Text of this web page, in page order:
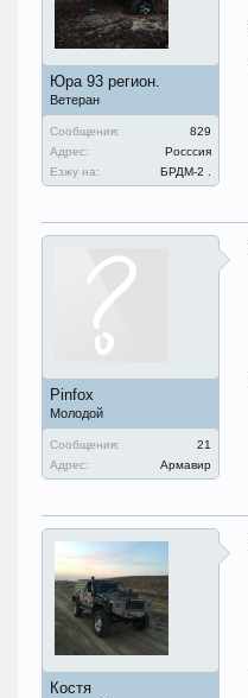
Юра 93 регион.
Ветеран
Сообщения:
829
Адрес:
Росссия
Езжу на:
БРДМ-2 .
Pinfox
Молодой
Сообщения:
21
Адрес:
Армавир
Костя